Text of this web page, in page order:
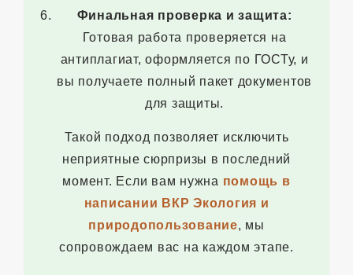
Финальная проверка и защита:
Готовая работа проверяется на
антиплагиат, оформляется по ГОСТу, и
вы получаете полный пакет документов
для защиты.
Такой подход позволяет исключить
неприятные сюрпризы в последний
момент. Если вам нужна помощь в
написании ВКР Экология и
природопользование, мы
сопровождаем вас на каждом этапе.